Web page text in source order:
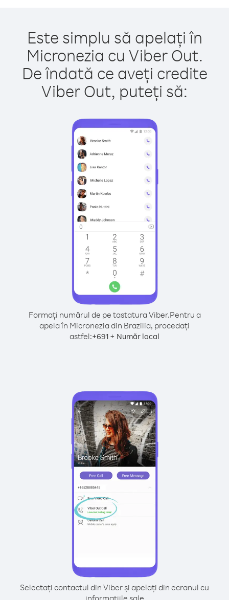
Este simplu să apelați în
Micronezia cu Viber Out.
De îndată ce aveți credite
Viber Out, puteți să:
Formați numărul de pe tastatura Viber.Pentru a
apela în Micronezia din Brazilia, procedați
astfel:+691 + Număr local
Selectați contactul din Viber și apelați din ecranul cu
informațiile sale